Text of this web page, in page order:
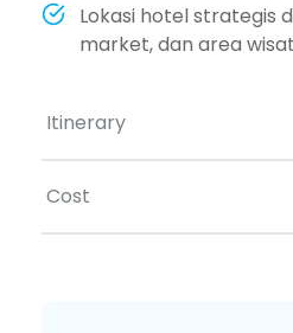
Itinerary
Cost
Lokasi hotel strategis
market, dan area